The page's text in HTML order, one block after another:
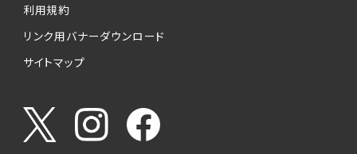
(1)お客様が求人応募フォームより個人情報を
送信した事業主（広告主）への提供
お客様が求職活動・応募等を行った企業による
うやりとり・情報提供（採否・合否の検討を含み
ます）
利用規約
リンク用バナーダウンロード
サイトマップ